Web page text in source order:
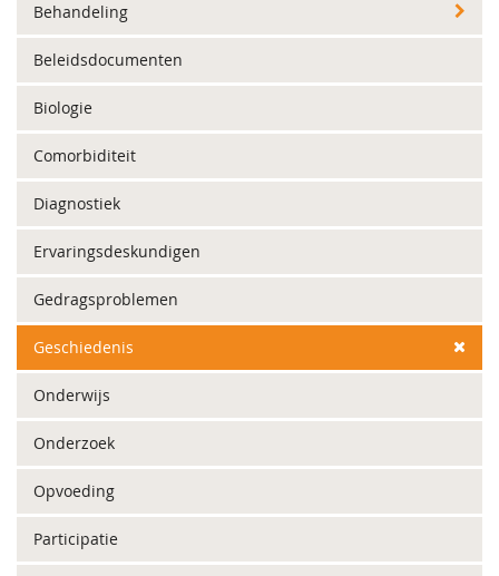
Behandeling
Beleidsdocumenten
Biologie
Comorbiditeit
Diagnostiek
Ervaringsdeskundigen
Gedragsproblemen
Geschiedenis
Onderwijs
Onderzoek
Opvoeding
Participatie